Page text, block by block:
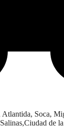
Soca,
de